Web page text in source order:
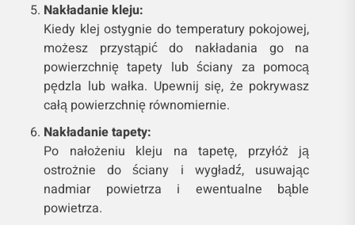
Nakładanie kleju:
Kiedy klej ostygnie do temperatury pokojowej,
możesz przystąpić do nakładania go na
powierzchnię tapety lub ściany za pomocą
pędzla lub wałka. Upewnij się, że pokrywasz
całą powierzchnię równomiernie.
Nakładanie tapety:
Po nałożeniu kleju na tapetę, przyłóż ją
ostrożnie do ściany i wygładź, usuwając
nadmiar powietrza i ewentualne bąble
powietrza.